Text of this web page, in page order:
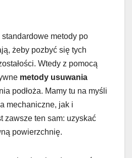
metody po
żeby pozbyć się tych
Wtedy z pomocą
metody usuwania
podłoża. Mamy tu na myśli
mechaniczne, jak i
zawsze ten sam: uzyskać
powierzchnię.